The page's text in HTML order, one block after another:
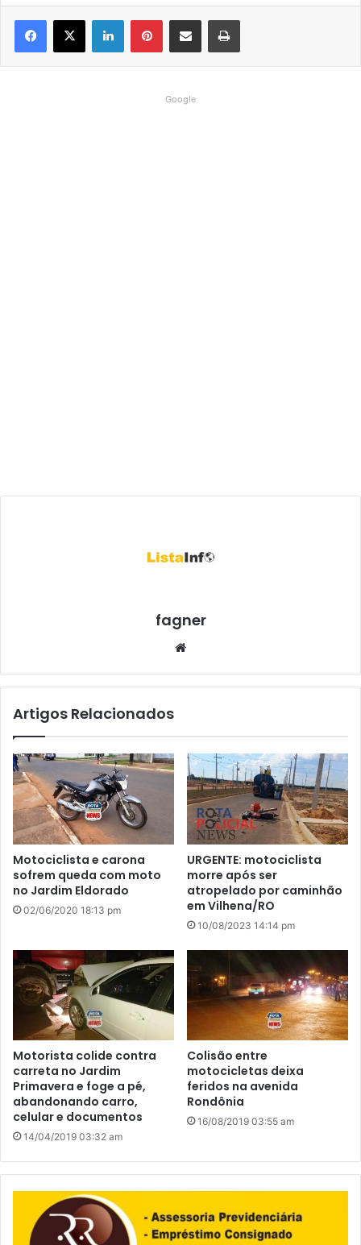
Google
fagner
te
Artigos Relacionados
Motociclista e carona
sofrem queda com moto
no Jardim Eldorado
02/06/2020 18:13 pm
URGENTE: motociclista
morre após ser
atropelado por caminhão
em Vilhena/RO
10/08/2023 14:14 pm
Motorista colide contra
carreta no Jardim
Primavera e foge a pé,
abandonando carro,
celular e documentos
14/04/2019 03:32 am
Colisão entre
motocicletas deixa
feridos na avenida
Rondônia
16/08/2019 03:55 am